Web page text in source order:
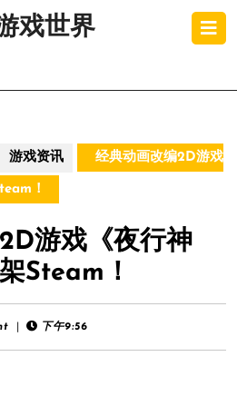
戏世界
游戏资讯 经典动画改编2D游戏
！
游戏《夜行神
Steam！
下午9:56